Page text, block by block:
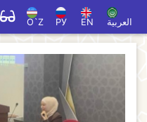
O`Z РУ EN العربية